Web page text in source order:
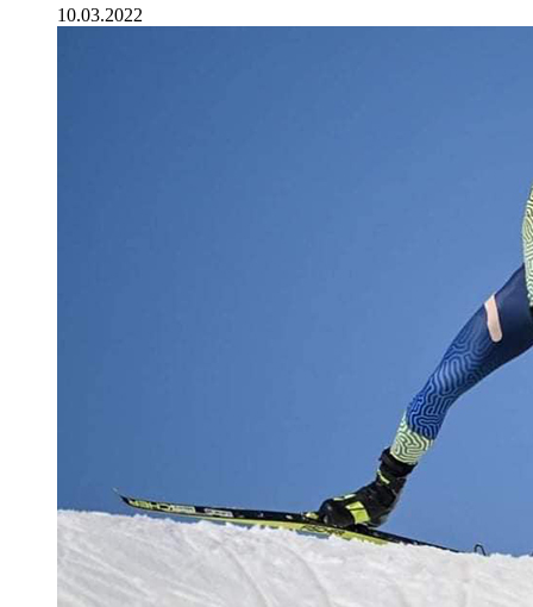
10.03.2022